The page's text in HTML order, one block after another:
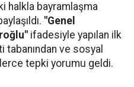
halkla bayramlaşma
"Genel
ifadesiyle yapılan ilk
tabanından ve sosyal
tepki yorumu geldi.